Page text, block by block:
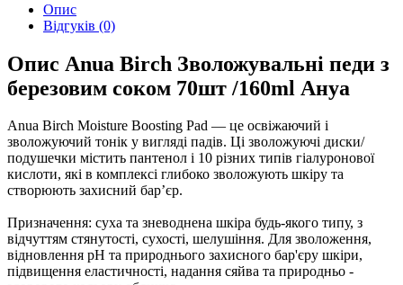
Опис
Відгуків (0)
Опис Anua Birch Зволожувальні педи з
березовим соком 70шт /160ml Ануа
Anua Birch Moisture Boosting Pad — це освіжаючий і
зволожуючий тонік у вигляді падів. Ці зволожуючі диски/
подушечки містить пантенол і 10 різних типів гіалуронової
кислоти, які в комплексі глибоко зволожують шкіру та
створюють захисний бар’єр.
Призначення: суха та зневоднена шкіра будь-якого типу, з
відчуттям стянутості, сухості, шелушіння. Для зволоження,
відновлення рН та природнього захисного бар'єру шкіри,
підвищення еластичності, надання сяйва та природньо -